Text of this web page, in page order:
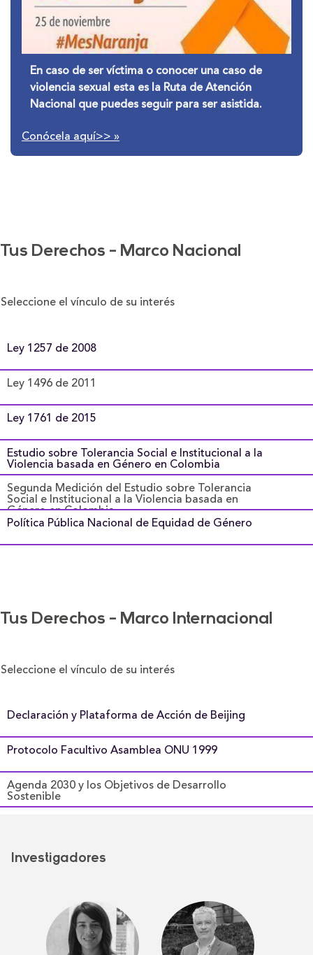
En caso de ser víctima o conocer una caso de
violencia sexual esta es la Ruta de Atención
Nacional que puedes seguir para ser asistida.
Conócela aquí>> »
Tus Derechos - Marco Nacional
Seleccione el vínculo de su interés
Ley 1257 de 2008
Ley 1496 de 2011
Ley 1761 de 2015
Estudio sobre Tolerancia Social e Institucional a la
Violencia basada en Género en Colombia
Segunda Medición del Estudio sobre Tolerancia
Social e Institucional a la Violencia basada en
Género en Colombia
Política Pública Nacional de Equidad de Género
Tus Derechos - Marco Internacional
Seleccione el vínculo de su interés
Declaración y Plataforma de Acción de Beijing
Protocolo Facultivo Asamblea ONU 1999
Agenda 2030 y los Objetivos de Desarrollo
Sostenible
Investigadores